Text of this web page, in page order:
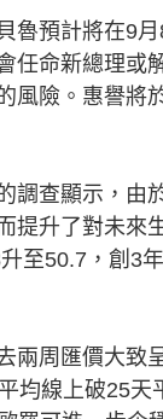
預計將在9月
任命新總理或
風險。惠譽將
查顯示，由
提升了對未來
升至50.7，創3
周匯價大致呈
均線上破25